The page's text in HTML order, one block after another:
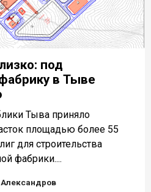
под
в Тыве
Тыва приняло
площадью более 55
для строительства
фабрики....